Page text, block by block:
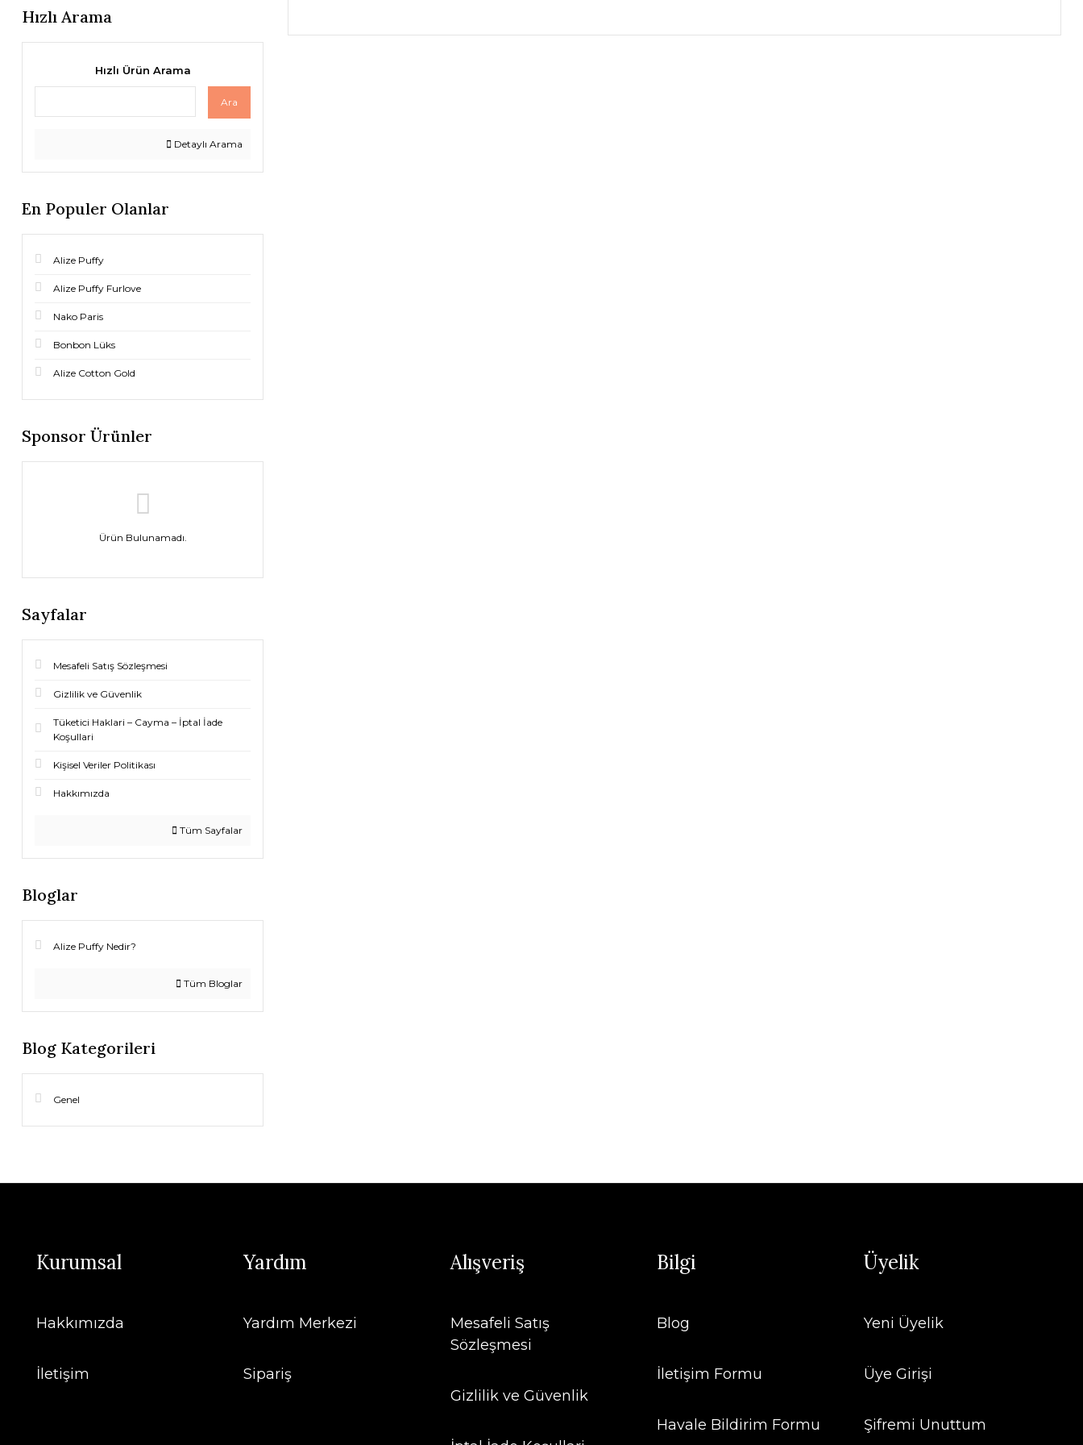
Hızlı Arama
Hızlı Ürün Arama
Ara
Detaylı Arama
En Populer Olanlar
Alize Puffy
Alize Puffy Furlove
Nako Paris
Bonbon Lüks
Alize Cotton Gold
Sponsor Ürünler
Ürün Bulunamadı.
Sayfalar
Mesafeli Satış Sözleşmesi
Gizlilik ve Güvenlik
Tüketici Haklari – Cayma – İptal İade
Koşullari
Kişisel Veriler Politikası
Hakkımızda
Tüm Sayfalar
Bloglar
Alize Puffy Nedir?
Tüm Bloglar
Blog Kategorileri
Genel
Kurumsal
Hakkımızda
İletişim
Yardım
Yardım Merkezi
Sipariş
Alışveriş
Mesafeli Satış
Sözleşmesi
Gizlilik ve Güvenlik
Bilgi
Blog
İletişim Formu
Havale Bildirim Formu
Üyelik
Yeni Üyelik
Üye Girişi
Şifremi Unuttum